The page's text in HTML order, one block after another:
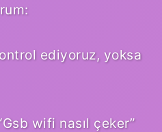
ediyoruz, yoksa
wifi nasıl çeker”